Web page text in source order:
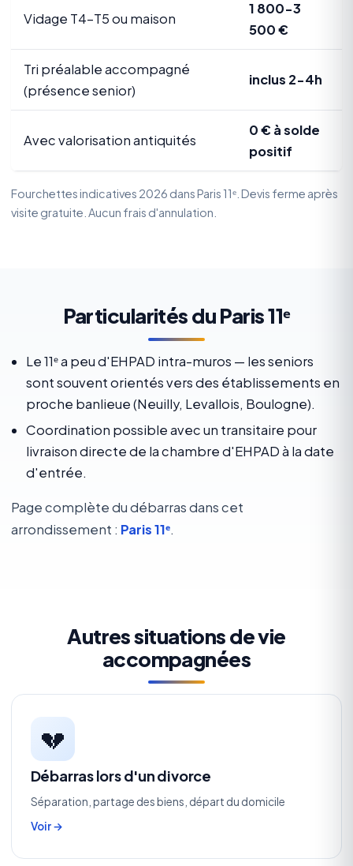
Vidage T4-T5 ou maison
1 800-3
500 €
Tri préalable accompagné
(présence senior)
inclus 2-4h
Avec valorisation antiquités
0 € à solde
positif
Fourchettes indicatives 2026 dans Paris 11ᵉ. Devis ferme après
visite gratuite. Aucun frais d'annulation.
Particularités du Paris 11ᵉ
Le 11ᵉ a peu d'EHPAD intra-muros — les seniors
sont souvent orientés vers des établissements en
proche banlieue (Neuilly, Levallois, Boulogne).
Coordination possible avec un transitaire pour
livraison directe de la chambre d'EHPAD à la date
d'entrée.
Page complète du débarras dans cet
arrondissement : Paris 11ᵉ.
Autres situations de vie
accompagnées
💔
Débarras lors d'un divorce
Séparation, partage des biens, départ du domicile
Voir →